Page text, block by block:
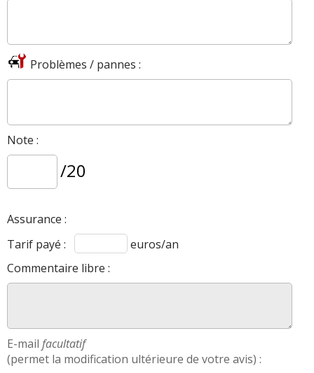
Problèmes / pannes :
Note :
/20
Assurance :
Tarif payé :
euros/an
Commentaire libre :
E-mail facultatif
(permet la modification ultérieure de votre avis) :